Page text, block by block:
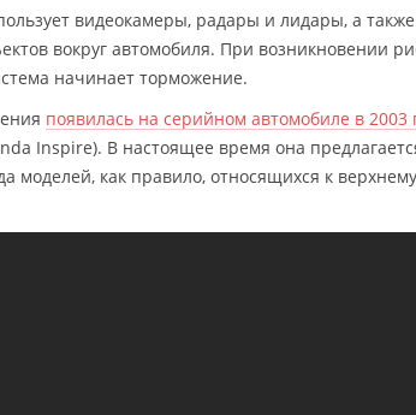
видеокамеры, радары и лидары, а также
вокруг автомобиля. При возникновении
начинает торможение.
появилась на серийном автомобиле в 2003
Inspire). В настоящее время она
моделей, как правило, относящихся к верхнему